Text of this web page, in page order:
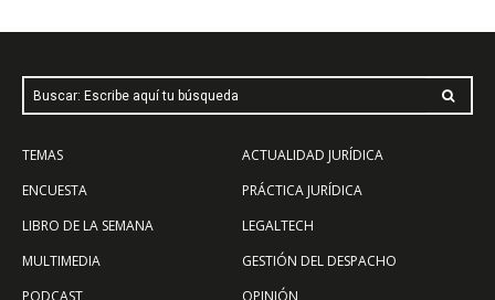
Buscar: Escribe aquí tu búsqueda
TEMAS
ENCUESTA
LIBRO DE LA SEMANA
MULTIMEDIA
ACTUALIDAD JURÍDICA
PRÁCTICA JURÍDICA
LEGALTECH
GESTIÓN DEL DESPACHO